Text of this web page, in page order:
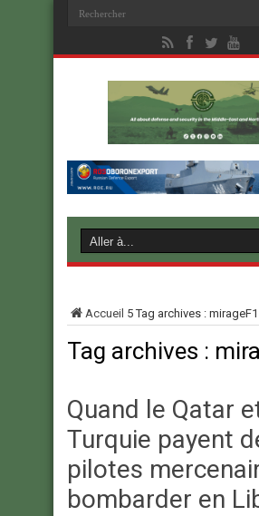
Accueil 5Tag archives : mirageF1
Tag archives :
Quand le Qatar
Turquie payent
pilotes
bombarder en